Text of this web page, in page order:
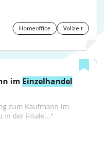
Homeoffice
Vollzeit
im Einzelhandel
in der Filiale..."